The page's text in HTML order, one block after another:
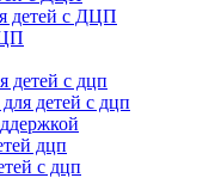
детей с ДЦП
детей с дцп
детей с дцп
дцп
с дцп